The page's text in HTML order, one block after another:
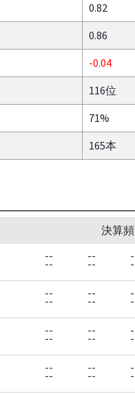
0.82
0.86
-0.04
116位
71%
165本
決算
--
--
--
--
--
--
--
--
--
--
--
--
--
--
--
--